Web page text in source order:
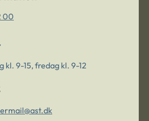
00
kl. 9-15, fredag kl. 9-12